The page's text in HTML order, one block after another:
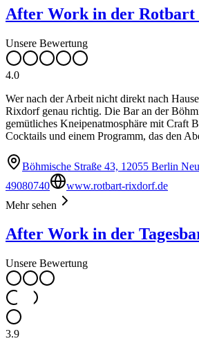
After Work in der Rotbart
Unsere Bewertung
4.0
Wer nach der Arbeit nicht direkt nach
Rixdorf genau richtig. Die Bar an der
gemütliches Kneipenatmosphäre mit Craft
Cocktails und einem Programm, das den
Böhmische Straße 43, 12055 Berlin
49080740
www.rotbart-rixdorf.de
Mehr sehen
After Work in der
Unsere Bewertung
3.9